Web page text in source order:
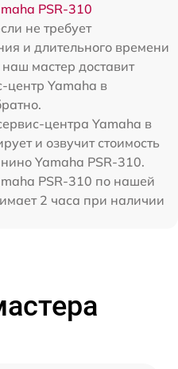
PSR-310
не требует
и длительного времени
мастер доставит
центр Yamaha в
центра Yamaha в
и озвучит стоимость
Yamaha PSR-310.
PSR-310 по нашей
2 часа при наличии